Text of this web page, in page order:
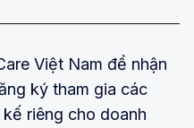
Việt Nam để nhận
ký tham gia các
riêng cho doanh